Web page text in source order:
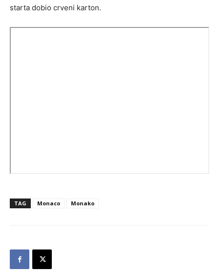
starta dobio crveni karton.
TAG Monaco Monako